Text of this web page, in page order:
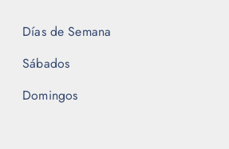
Días de Semana
Sábados
Domingos